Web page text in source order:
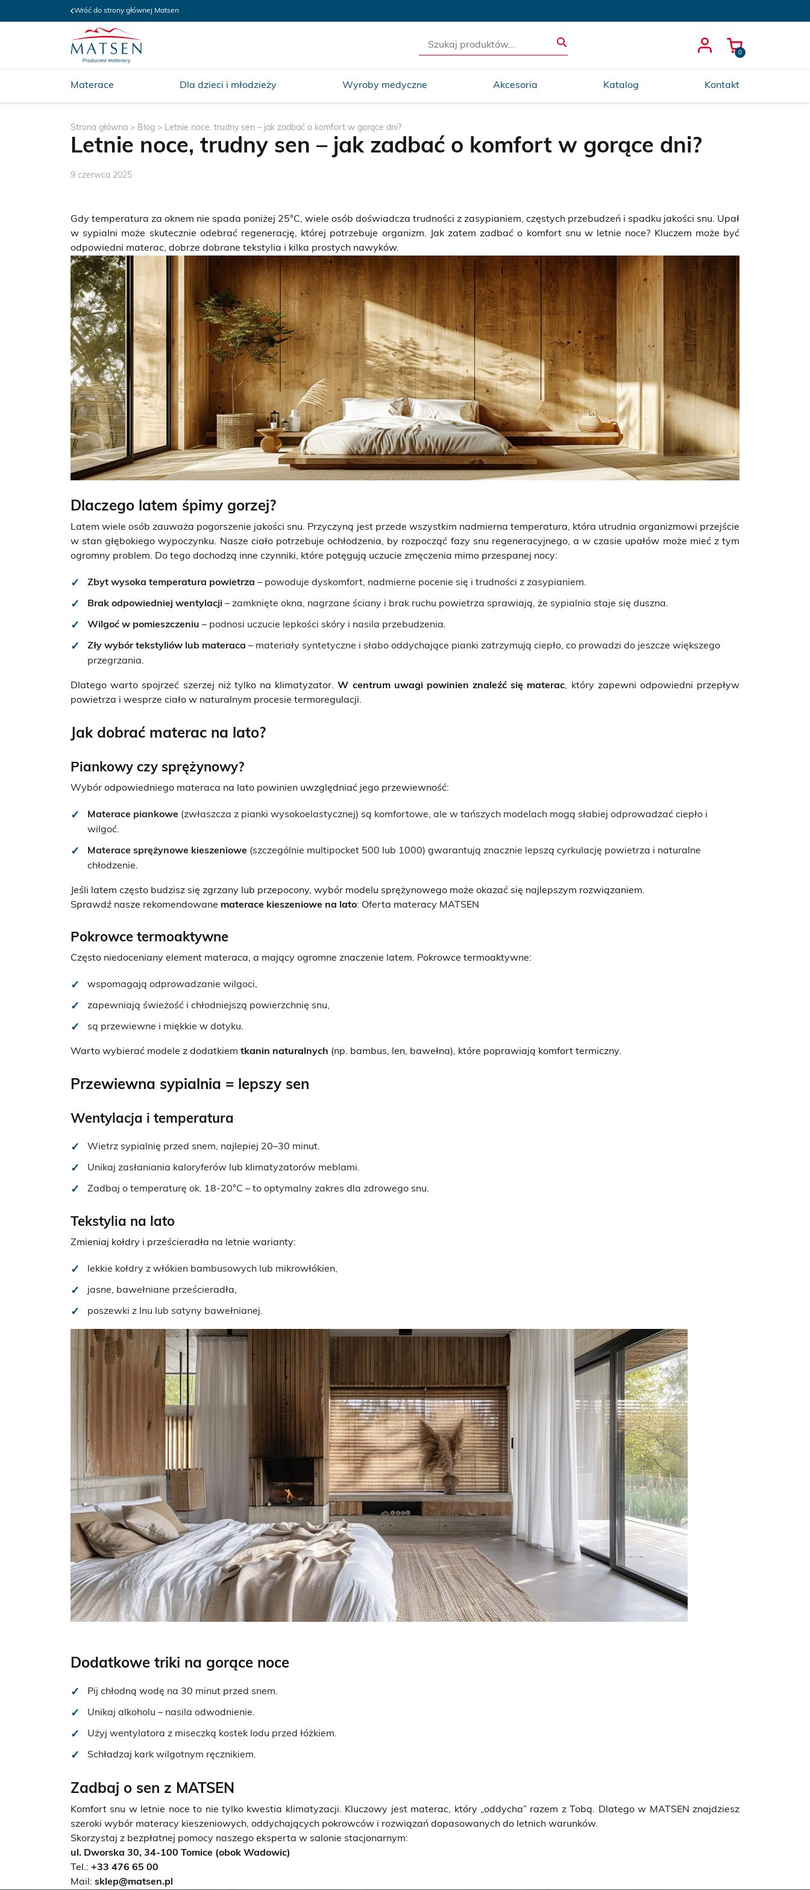
Wróć do strony głównej Matsen
Szukaj:
0
Materace Dla dzieci i młodzieży Wyroby medyczne Akcesoria Katalog Kontakt
Strona główna > Blog > Letnie noce, trudny sen – jak zadbać o komfort w gorące dni?
Letnie noce, trudny sen – jak zadbać o komfort w gorące dni?
9 czerwca 2025
Gdy temperatura za oknem nie spada poniżej 25°C, wiele osób doświadcza trudności z zasypianiem, częstych przebudzeń i spadku jakości snu. Upał
w sypialni może skutecznie odebrać regenerację, której potrzebuje organizm. Jak zatem zadbać o komfort snu w letnie noce? Kluczem może być
odpowiedni materac, dobrze dobrane tekstylia i kilka prostych nawyków.
Dlaczego latem śpimy gorzej?
Latem wiele osób zauważa pogorszenie jakości snu. Przyczyną jest przede wszystkim nadmierna temperatura, która utrudnia organizmowi przejście
w stan głębokiego wypoczynku. Nasze ciało potrzebuje ochłodzenia, by rozpocząć fazy snu regeneracyjnego, a w czasie upałów może mieć z tym
ogromny problem. Do tego dochodzą inne czynniki, które potęgują uczucie zmęczenia mimo przespanej nocy:
Zbyt wysoka temperatura powietrza – powoduje dyskomfort, nadmierne pocenie się i trudności z zasypianiem.
Brak odpowiedniej wentylacji – zamknięte okna, nagrzane ściany i brak ruchu powietrza sprawiają, że sypialnia staje się duszna.
Wilgoć w pomieszczeniu – podnosi uczucie lepkości skóry i nasila przebudzenia.
Zły wybór tekstyliów lub materaca – materiały syntetyczne i słabo oddychające pianki zatrzymują ciepło, co prowadzi do jeszcze większego
przegrzania.
Dlatego warto spojrzeć szerzej niż tylko na klimatyzator. W centrum uwagi powinien znaleźć się materac, który zapewni odpowiedni przepływ
powietrza i wesprze ciało w naturalnym procesie termoregulacji.
Jak dobrać materac na lato?
Piankowy czy sprężynowy?
Wybór odpowiedniego materaca na lato powinien uwzględniać jego przewiewność:
Materace piankowe (zwłaszcza z pianki wysokoelastycznej) są komfortowe, ale w tańszych modelach mogą słabiej odprowadzać ciepło i
wilgoć.
Materace sprężynowe kieszeniowe (szczególnie multipocket 500 lub 1000) gwarantują znacznie lepszą cyrkulację powietrza i naturalne
chłodzenie.
Jeśli latem często budzisz się zgrzany lub przepocony, wybór modelu sprężynowego może okazać się najlepszym rozwiązaniem.
Sprawdź nasze rekomendowane materace kieszeniowe na lato: Oferta materacy MATSEN
Pokrowce termoaktywne
Często niedoceniany element materaca, a mający ogromne znaczenie latem. Pokrowce termoaktywne:
wspomagają odprowadzanie wilgoci,
zapewniają świeżość i chłodniejszą powierzchnię snu,
są przewiewne i miękkie w dotyku.
Warto wybierać modele z dodatkiem tkanin naturalnych (np. bambus, len, bawełna), które poprawiają komfort termiczny.
Przewiewna sypialnia = lepszy sen
Wentylacja i temperatura
Wietrz sypialnię przed snem, najlepiej 20–30 minut.
Unikaj zasłaniania kaloryferów lub klimatyzatorów meblami.
Zadbaj o temperaturę ok. 18-20°C – to optymalny zakres dla zdrowego snu.
Tekstylia na lato
Zmieniaj kołdry i prześcieradła na letnie warianty:
lekkie kołdry z włókien bambusowych lub mikrowłókien,
jasne, bawełniane prześcieradła,
poszewki z lnu lub satyny bawełnianej.
Dodatkowe triki na gorące noce
Pij chłodną wodę na 30 minut przed snem.
Unikaj alkoholu – nasila odwodnienie.
Użyj wentylatora z miseczką kostek lodu przed łóżkiem.
Schładzaj kark wilgotnym ręcznikiem.
Zadbaj o sen z MATSEN
Komfort snu w letnie noce to nie tylko kwestia klimatyzacji. Kluczowy jest materac, który „oddycha” razem z Tobą. Dlatego w MATSEN znajdziesz
szeroki wybór materacy kieszeniowych, oddychających pokrowców i rozwiązań dopasowanych do letnich warunków.
Skorzystaj z bezpłatnej pomocy naszego eksperta w salonie stacjonarnym:
ul. Dworska 30, 34-100 Tomice (obok Wadowic)
Tel.: +33 476 65 00
Mail: sklep@matsen.pl